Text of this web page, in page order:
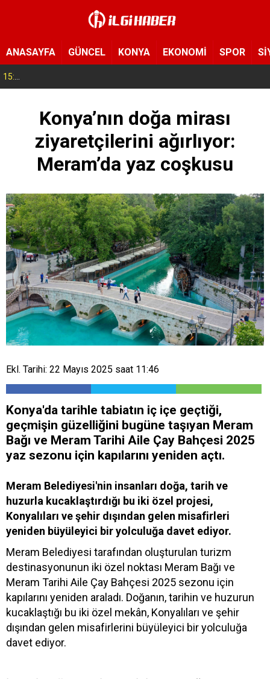
ANASAYFA GÜNCEL KONYA EKONOMİ SPOR
15:11
Konya’nın doğa mirası
ziyaretçilerini ağırlıyor:
Meram’da yaz coşkusu
Ekl. Tarihi: 22 Mayıs 2025 saat 11:46
Konya'da tarihle tabiatın iç içe geçtiği,
geçmişin güzelliğini bugüne taşıyan Meram
Bağı ve Meram Tarihi Aile Çay Bahçesi 2025
yaz sezonu için kapılarını yeniden açtı.
Meram Belediyesi'nin insanları doğa, tarih ve
huzurla kucaklaştırdığı bu iki özel projesi,
Konyalıları ve şehir dışından gelen misafirleri
yeniden büyüleyici bir yolculuğa davet ediyor.
Meram Belediyesi tarafından oluşturulan turizm
destinasyonunun iki özel noktası Meram Bağı ve
Meram Tarihi Aile Çay Bahçesi 2025 sezonu için
kapılarını yeniden araladı. Doğanın, tarihin ve huzurun
kucaklaştığı bu iki özel mekân, Konyalıları ve şehir
dışından gelen misafirlerini büyüleyici bir yolculuğa
davet ediyor.